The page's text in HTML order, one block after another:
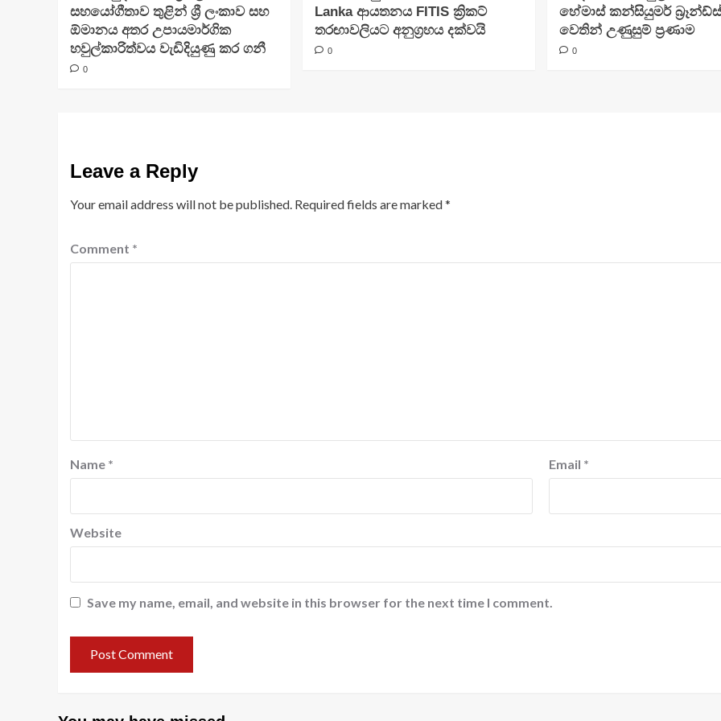
සහයෝගීතාව තුළින් ශ්‍රී ලංකාව සහ
ඕමානය අතර උපායමාර්ගික
හවුල්කාරිත්වය වැඩිදියුණු කර ගනී
0
Lanka ආයතනය FITIS ක්‍රිකට්
තරඟාවලියට අනුග්‍රහය දක්වයි
0
හේමාස් කන්සියුමර් බ්‍රෑන්ඩ්ස්
වෙතින් උණුසුම් ප්‍රණාම
0
Leave a Reply
Your email address will not be published. Required fields are marked*
Comment *
Name * Email *
Website
Save my name, email, and website in this browser for the next time I comment.